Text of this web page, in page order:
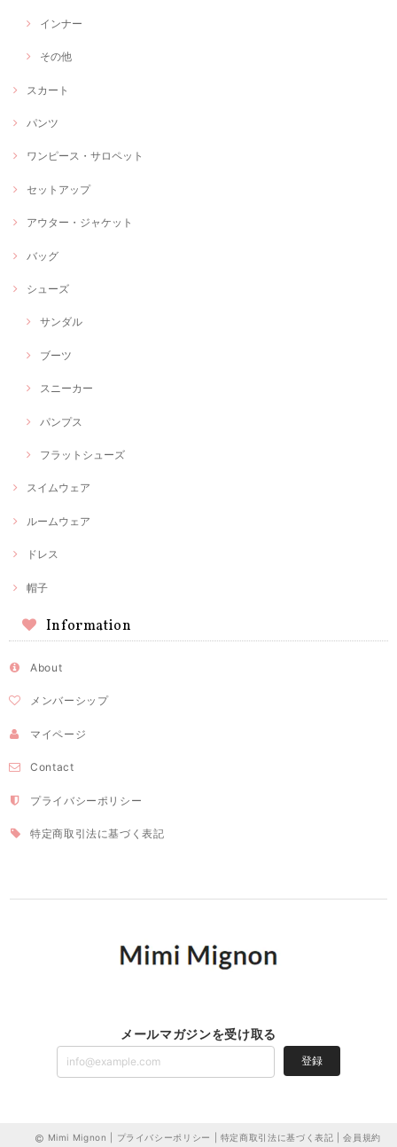
インナー
その他
スカート
パンツ
ワンピース・サロペット
セットアップ
アウター・ジャケット
バッグ
シューズ
サンダル
ブーツ
スニーカー
パンプス
フラットシューズ
スイムウェア
ルームウェア
ドレス
帽子
Information
About
メンバーシップ
マイページ
Contact
プライバシーポリシー
特定商取引法に基づく表記
メールマガジンを受け取る
登録
Mimi Mignon | プライバシーポリシー 特定商取引法に基づく表記 |会員規約